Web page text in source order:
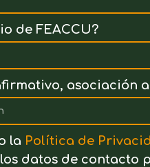
de FEACCU?
asociación
la Política de
datos de contacto